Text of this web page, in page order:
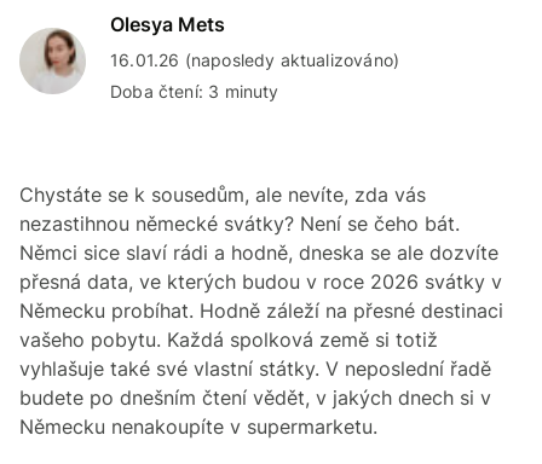
Olesya Mets
16.01.26 (naposledy aktualizováno)
Doba čtení: 3 minuty
Chystáte se k sousedům, ale nevíte, zda vás
nezastihnou německé svátky? Není se čeho bát.
Němci sice slaví rádi a hodně, dneska se ale dozvíte
přesná data, ve kterých budou v roce 2026 svátky v
Německu probíhat. Hodně záleží na přesné destinaci
vašeho pobytu. Každá spolková země si totiž
vyhlašuje také své vlastní státky. V neposlední řadě
budete po dnešním čtení vědět, v jakých dnech si v
Německu nenakoupíte v supermarketu.